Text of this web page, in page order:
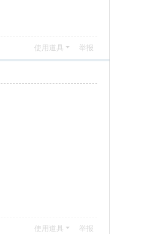
使用道具 举报
使用道具 举报